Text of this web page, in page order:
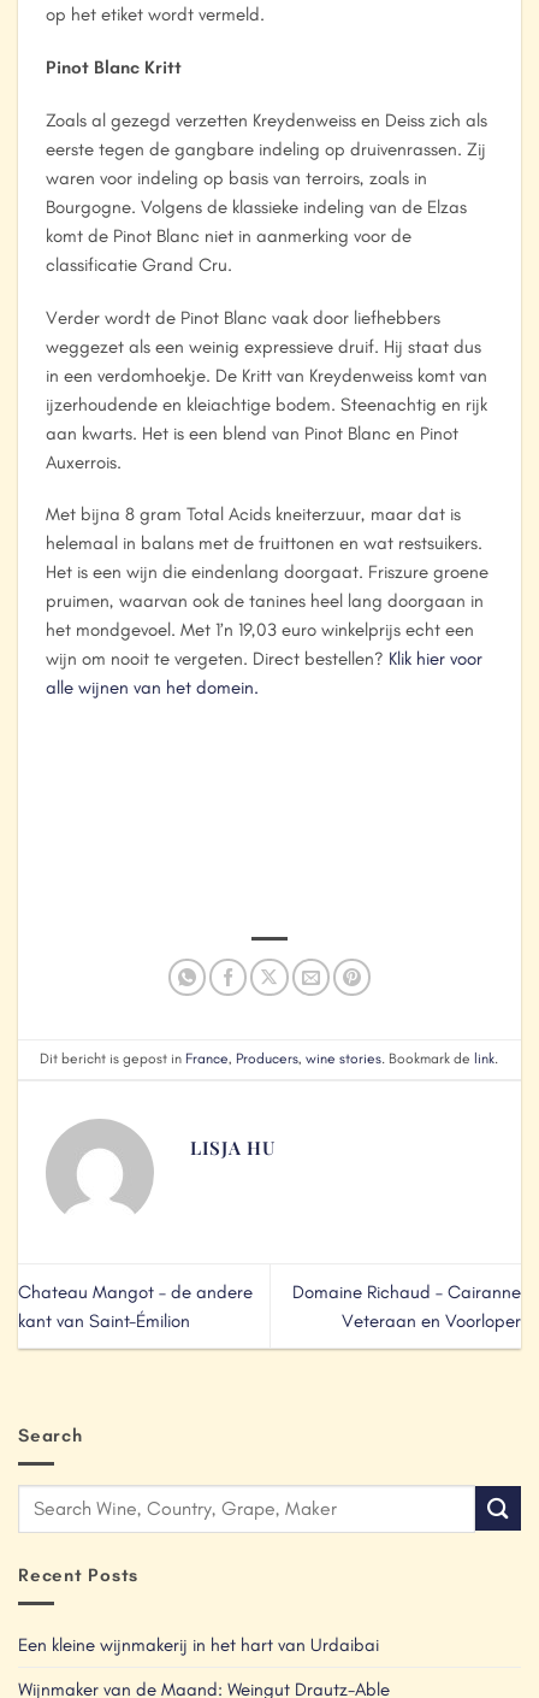
op het etiket wordt vermeld.
Pinot Blanc Kritt
Zoals al gezegd verzetten Kreydenweiss en Deiss zich als
eerste tegen de gangbare indeling op druivenrassen. Zij
waren voor indeling op basis van terroirs, zoals in
Bourgogne. Volgens de klassieke indeling van de Elzas
komt de Pinot Blanc niet in aanmerking voor de
classificatie Grand Cru.
Verder wordt de Pinot Blanc vaak door liefhebbers
weggezet als een weinig expressieve druif. Hij staat dus
in een verdomhoekje. De Kritt van Kreydenweiss komt van
ijzerhoudende en kleiachtige bodem. Steenachtig en rijk
aan kwarts. Het is een blend van Pinot Blanc en Pinot
Auxerrois.
Met bijna 8 gram Total Acids kneiterzuur, maar dat is
helemaal in balans met de fruittonen en wat restsuikers.
Het is een wijn die eindenlang doorgaat. Friszure groene
pruimen, waarvan ook de tanines heel lang doorgaan in
het mondgevoel. Met 1’n 19,03 euro winkelprijs echt een
wijn om nooit te vergeten. Direct bestellen? Klik hier voor
alle wijnen van het domein.
Dit bericht is gepost in France, Producers,wine stories. Bookmark de link.
LISJA HU
Chateau Mangot – de andere
kant van Saint-Émilion
Domaine Richaud – Cairanne
Veteraan en Voorloper
Search
Recent Posts
Een kleine wijnmakerij in het hart van Urdaibai
Wijnmaker van de Maand: Weingut Drautz-Able